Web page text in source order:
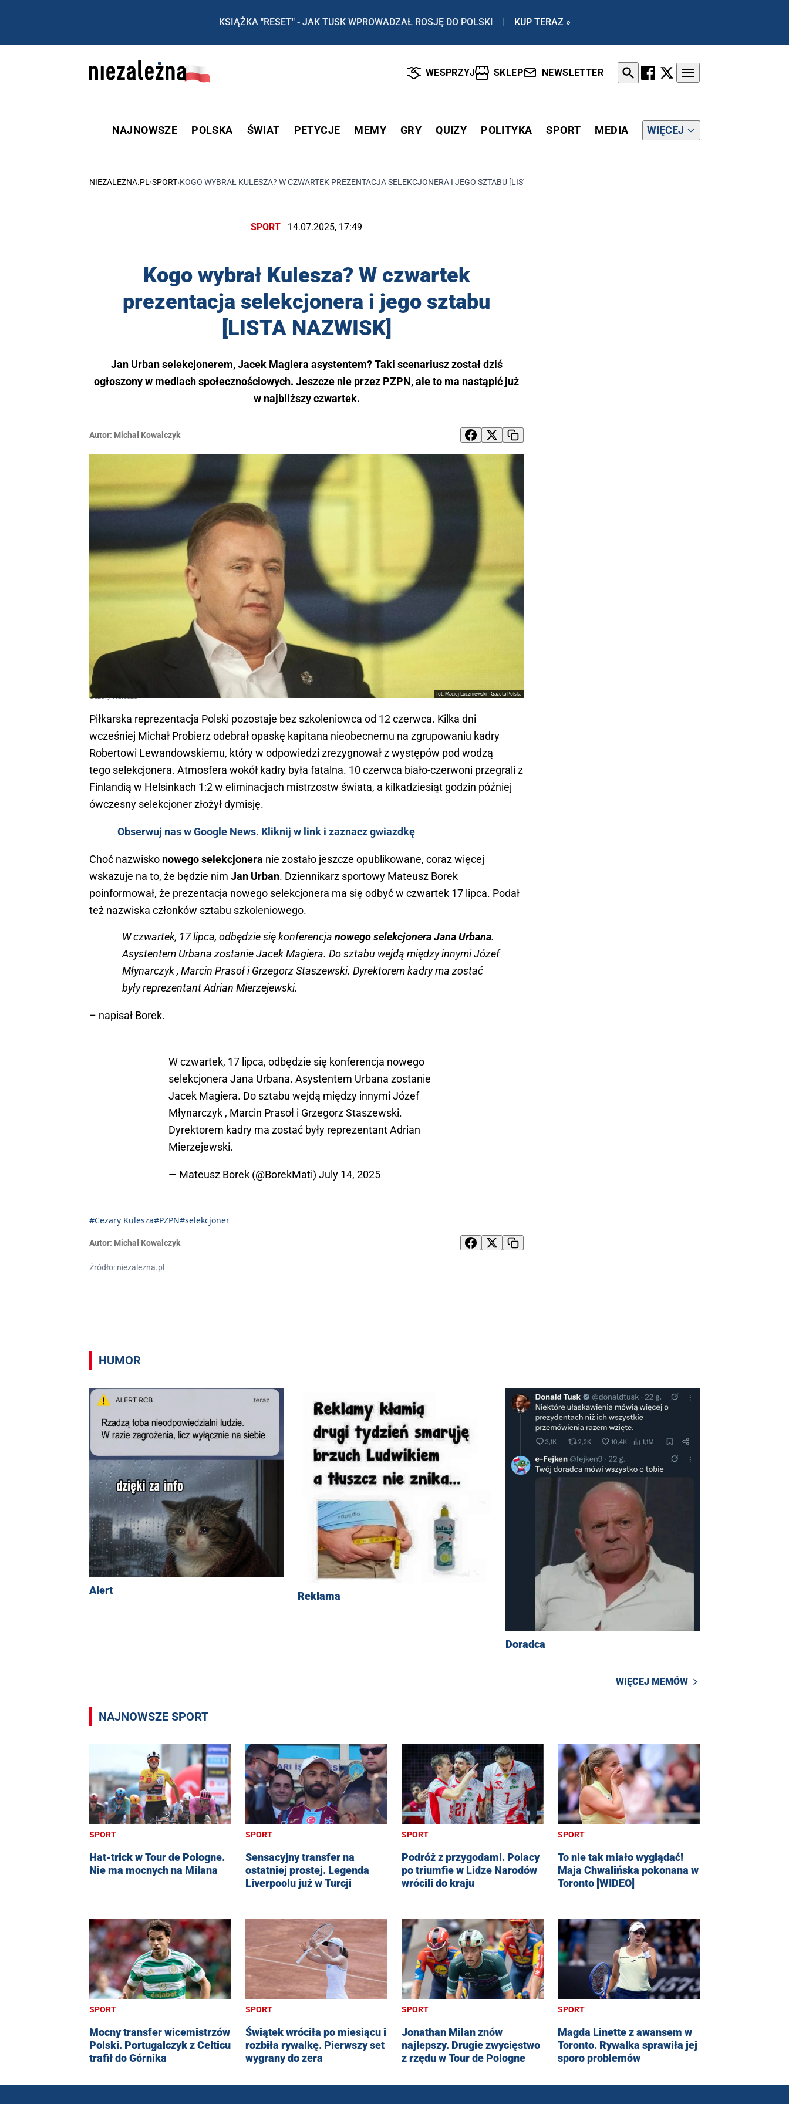
KSIĄŻKA "RESET" - JAK TUSK WPROWADZAŁ ROSJĘ DO POLSKI | KUP TERAZ »
WESPRZYJ SKLEP NEWSLETTER
NAJNOWSZE POLSKA ŚWIAT PETYCJE MEMY GRY QUIZY POLITYKA SPORT MEDIA WIĘCEJ
NIEZALEŻNA.PL ›SPORT›KOGO WYBRAŁ KULESZA? W CZWARTEK PREZENTACJA SELEKCJONERA I JEGO SZTABU [LISTA NAZWISK]
SPORT 14.07.2025, 17:49
Kogo wybrał Kulesza? W czwartek
prezentacja selekcjonera i jego sztabu
[LISTA NAZWISK]
Jan Urban selekcjonerem, Jacek Magiera asystentem? Taki scenariusz został dziś
ogłoszony w mediach społecznościowych. Jeszcze nie przez PZPN, ale to ma nastąpić już
w najbliższy czwartek.
Autor: Michał Kowalczyk
fot. Maciej Luczniewski - Gazeta Polska
Cezary Kulesza
Piłkarska reprezentacja Polski pozostaje bez szkoleniowca od 12 czerwca. Kilka dni
wcześniej Michał Probierz odebrał opaskę kapitana nieobecnemu na zgrupowaniu kadry
Robertowi Lewandowskiemu, który w odpowiedzi zrezygnował z występów pod wodzą
tego selekcjonera. Atmosfera wokół kadry była fatalna. 10 czerwca biało-czerwoni przegrali z
Finlandią w Helsinkach 1:2 w eliminacjach mistrzostw świata, a kilkadziesiąt godzin później
ówczesny selekcjoner złożył dymisję.
Obserwuj nas w Google News. Kliknij w link i zaznacz gwiazdkę
Choć nazwisko nowego selekcjonera nie zostało jeszcze opublikowane, coraz więcej
wskazuje na to, że będzie nim Jan Urban. Dziennikarz sportowy Mateusz Borek
poinformował, że prezentacja nowego selekcjonera ma się odbyć w czwartek 17 lipca. Podał
też nazwiska członków sztabu szkoleniowego.
W czwartek, 17 lipca, odbędzie się konferencja nowego selekcjonera Jana Urbana.
Asystentem Urbana zostanie Jacek Magiera. Do sztabu wejdą między innymi Józef
Młynarczyk , Marcin Prasoł i Grzegorz Staszewski. Dyrektorem kadry ma zostać
były reprezentant Adrian Mierzejewski.
– napisał Borek.
W czwartek, 17 lipca, odbędzie się konferencja nowego
selekcjonera Jana Urbana. Asystentem Urbana zostanie
Jacek Magiera. Do sztabu wejdą między innymi Józef
Młynarczyk , Marcin Prasoł i Grzegorz Staszewski.
Dyrektorem kadry ma zostać były reprezentant Adrian
Mierzejewski.
— Mateusz Borek (@BorekMati) July 14, 2025
#Cezary Kulesza#PZPN#selekcjoner
Autor: Michał Kowalczyk
Źródło: niezalezna.pl
HUMOR
Alert Reklama
Doradca
WIĘCEJ MEMÓW
NAJNOWSZE SPORT
SPORT
Hat-trick w Tour de Pologne.
Nie ma mocnych na Milana
SPORT
Sensacyjny transfer na
ostatniej prostej. Legenda
Liverpoolu już w Turcji
SPORT
Podróż z przygodami. Polacy
po triumfie w Lidze Narodów
wrócili do kraju
SPORT
To nie tak miało wyglądać!
Maja Chwalińska pokonana w
Toronto [WIDEO]
SPORT
Mocny transfer wicemistrzów
Polski. Portugalczyk z Celticu
trafił do Górnika
SPORT
Świątek wróciła po miesiącu i
rozbiła rywalkę. Pierwszy set
wygrany do zera
SPORT
Jonathan Milan znów
najlepszy. Drugie zwycięstwo
z rzędu w Tour de Pologne
SPORT
Magda Linette z awansem w
Toronto. Rywalka sprawiła jej
sporo problemów